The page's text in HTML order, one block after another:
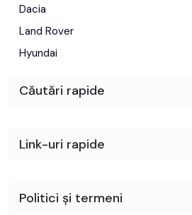
Dacia
Land Rover
Hyundai
Căutări rapide
Link-uri rapide
Politici și termeni